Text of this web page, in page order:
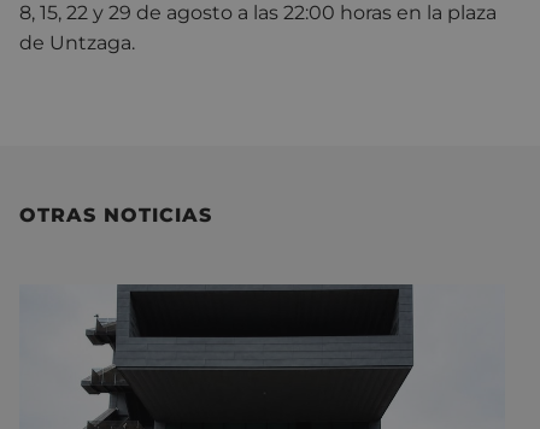
8, 15, 22 y 29 de agosto a las 22:00 horas en la plaza
de Untzaga.
OTRAS NOTICIAS